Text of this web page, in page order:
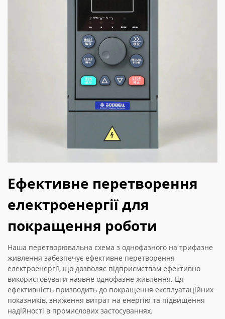
Ефективне перетворення
електроенергії для
покращення роботи
Наша перетворювальна схема з однофазного на трифазне
живлення забезпечує ефективне перетворення
електроенергії, що дозволяє підприємствам ефективно
використовувати наявне однофазне живлення. Ця
ефективність призводить до покращення експлуатаційних
показників, зниження витрат на енергію та підвищення
надійності в промислових застосуваннях.